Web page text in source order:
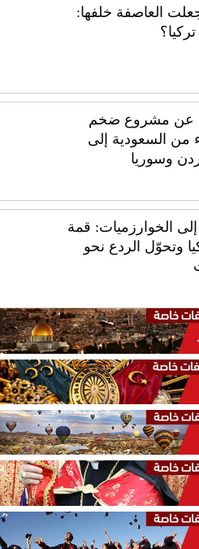
جعلت العاصفة خلفها:
عن مشروع ضخم
من السعودية إلى
وسوريا
إلى الخوارزميات: قمة
وتحوّل الردع نحو